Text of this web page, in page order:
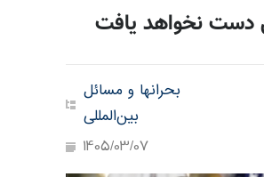
نخواهد یافت
بحرانها و مسائل
بین‌المللی
1405/03/07